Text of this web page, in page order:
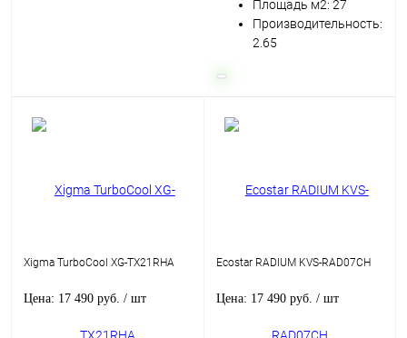
Площадь м2: 27
Производительность:
2.65
Xigma TurboCool XG-TX21RHA
Цена: 17 490 руб. / шт
Ecostar RADIUM KVS-RAD07CH
Цена: 17 490 руб. / шт